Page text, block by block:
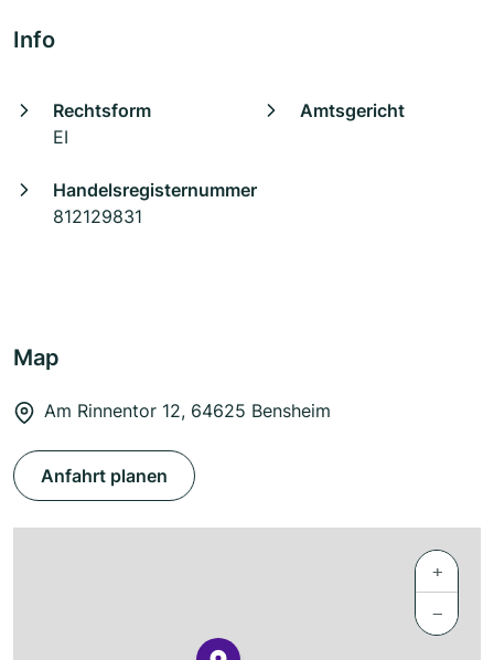
Info
Rechtsform
EI
Amtsgericht
Handelsregisternummer
812129831
Map
Am Rinnentor 12, 64625 Bensheim
Anfahrt planen
+
−